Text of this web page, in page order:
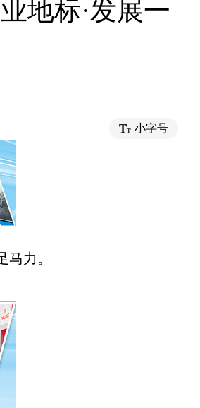
地标·发展一
小字号
力。